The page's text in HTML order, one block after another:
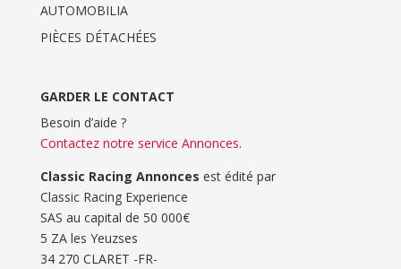
AUTOMOBILIA
PIÈCES DÉTACHÉES
GARDER LE CONTACT
Besoin d’aide ?
Contactez notre service Annonces.
Classic Racing Annonces est édité par
Classic Racing Experience
SAS au capital de 50 000€
5 ZA les Yeuzses
34 270 CLARET -FR-